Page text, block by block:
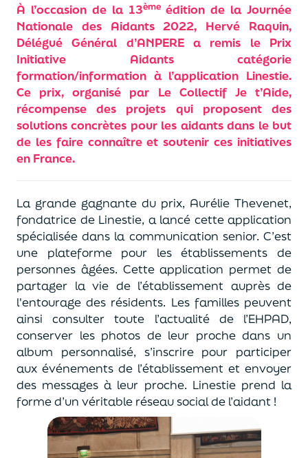
À l’occasion de la 13èmeédition de la Journée
Nationale des Aidants 2022, Hervé Raquin,
Délégué Général d’ANPERE a remis le Prix
Initiative Aidants catégorie
formation/information à l’application Linestie.
Ce prix, organisé par Le Collectif Je t’Aide,
récompense des projets qui proposent des
solutions concrètes pour les aidants dans le but
de les faire connaître et soutenir ces initiatives
en France.
La grande gagnante du prix, Aurélie Thevenet,
fondatrice de Linestie, a lancé cette application
spécialisée dans la communication senior. C’est
une plateforme pour les établissements de
personnes âgées. Cette application permet de
partager la vie de l’établissement auprès de
l'entourage des résidents. Les familles peuvent
ainsi consulter toute l’actualité de l’EHPAD,
conserver les photos de leur proche dans un
album personnalisé, s’inscrire pour participer
aux événements de l’établissement et envoyer
des messages à leur proche. Linestie prend la
forme d’un véritable réseau social de l’aidant !